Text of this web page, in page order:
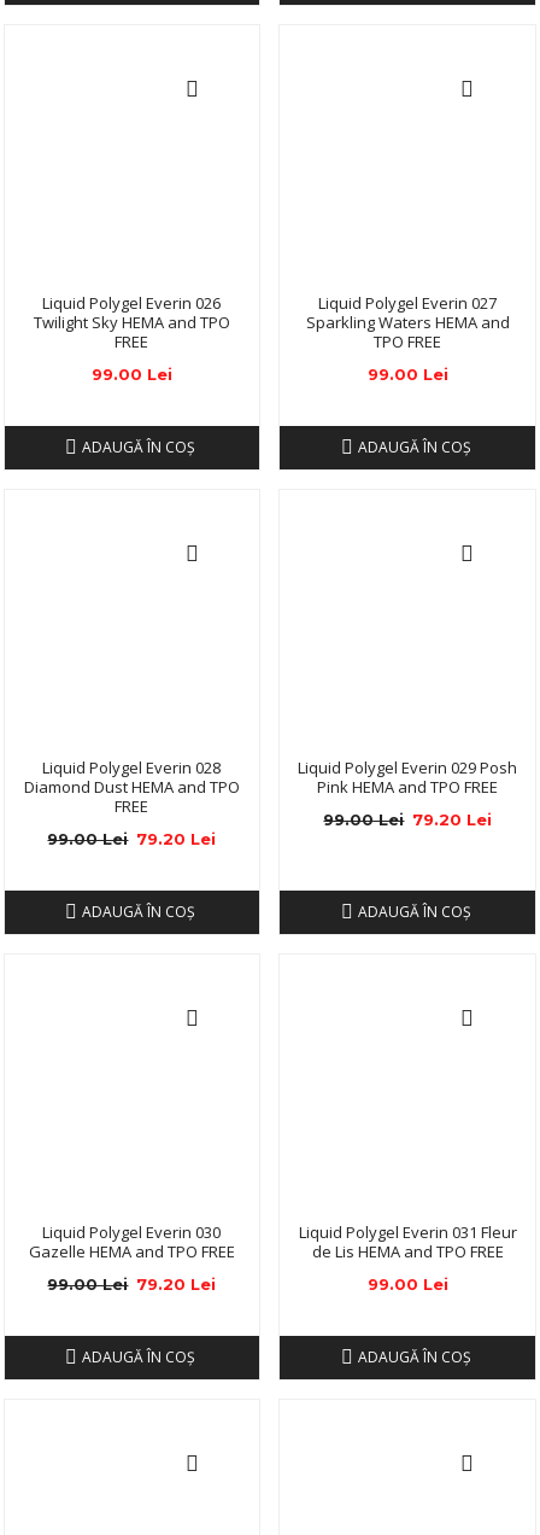
Liquid Polygel Everin 026
Twilight Sky HEMA and TPO
FREE
99.00 Lei
ADAUGĂ ÎN COŞ
Liquid Polygel Everin 027
Sparkling Waters HEMA and
TPO FREE
99.00 Lei
ADAUGĂ ÎN COŞ
Liquid Polygel Everin 028
Diamond Dust HEMA and TPO
FREE
79.20 Lei
99.00 Lei
ADAUGĂ ÎN COŞ
Liquid Polygel Everin 029 Posh
Pink HEMA and TPO FREE
79.20 Lei
99.00 Lei
ADAUGĂ ÎN COŞ
Liquid Polygel Everin 030
Gazelle HEMA and TPO FREE
79.20 Lei
99.00 Lei
ADAUGĂ ÎN COŞ
Liquid Polygel Everin 031 Fleur
de Lis HEMA and TPO FREE
99.00 Lei
ADAUGĂ ÎN COŞ